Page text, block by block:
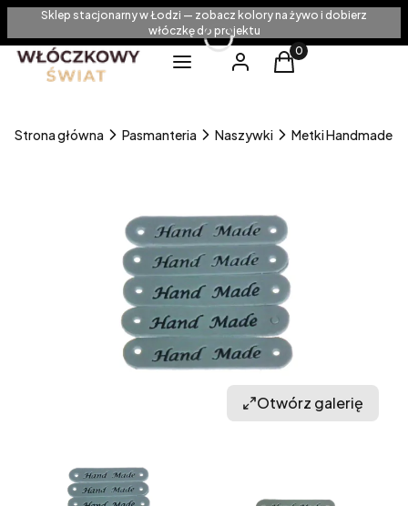
Sklep stacjonarny w Łodzi — zobacz kolory na żywo i dobierz
włóczkę do projektu
Menu
Zaloguj sięProdukty w
Koszyk
Strona główna Pasmanteria Naszywki Metki Handmade
Otwórz galerię